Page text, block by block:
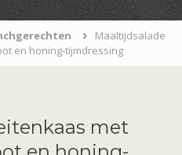
Maaltijdsalade
en honing-tijmdressing
met